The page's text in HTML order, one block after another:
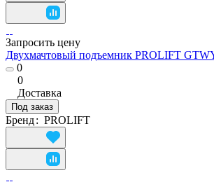
Запросить цену
Двухмачтовый подъемник PROLIFT
0
0
Доставка
Под заказ
Бренд: PROLIFT